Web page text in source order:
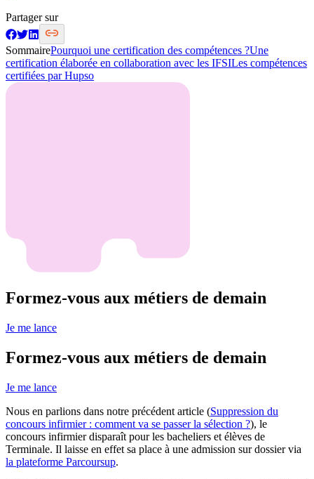
Partager sur
SommairePourquoi une certification des compétences ?Une
certification élaborée en collaboration avec les IFSILes compétences
certifiées par Hupso
Formez-vous aux métiers de demain
Je me lance
Formez-vous aux métiers de demain
Je me lance
Nous en parlions dans notre précédent article (Suppression du
concours infirmier : comment va se passer la sélection ?), le
concours infirmier disparaît pour les bacheliers et élèves de
Terminale. Il laisse en effet sa place à une admission sur dossier via
la plateforme Parcoursup.